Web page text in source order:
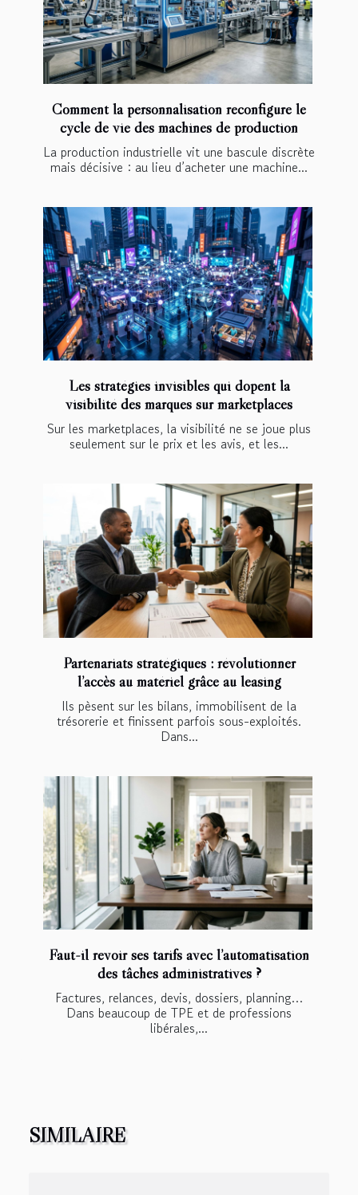
Comment la personnalisation reconfigure le
cycle de vie des machines de production
La production industrielle vit une bascule discrète
mais décisive : au lieu d’acheter une machine...
Les stratégies invisibles qui dopent la
visibilité des marques sur marketplaces
Sur les marketplaces, la visibilité ne se joue plus
seulement sur le prix et les avis, et les...
Partenariats stratégiques : révolutionner
l’accès au matériel grâce au leasing
Ils pèsent sur les bilans, immobilisent de la
trésorerie et finissent parfois sous-exploités.
Dans...
Faut-il revoir ses tarifs avec l’automatisation
des tâches administratives ?
Factures, relances, devis, dossiers, planning…
Dans beaucoup de TPE et de professions
libérales,...
SIMILAIRE